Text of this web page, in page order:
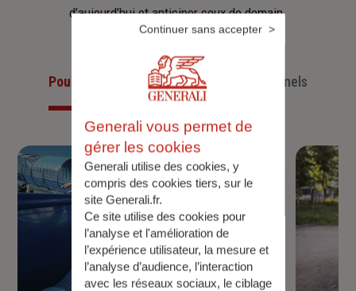
d’aujourd’hui et anticiper ceux de demain.
Pour les particuliersPour les professionnels
Generali vous permet de
gérer les cookies
Generali utilise des cookies, y
compris des cookies tiers, sur le
site Generali.fr.
Ce site utilise des cookies pour
l’analyse et l'amélioration de
l’expérience utilisateur, la mesure et
l’analyse d’audience, l’interaction
avec les réseaux sociaux, le ciblage
Continuer sans accepter